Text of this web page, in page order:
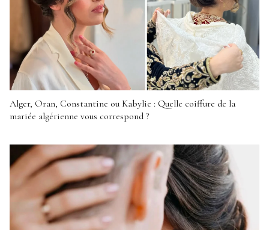
Alger, Oran, Constantine ou Kabylie : Quelle coiffure de la
mariée algérienne vous correspond ?